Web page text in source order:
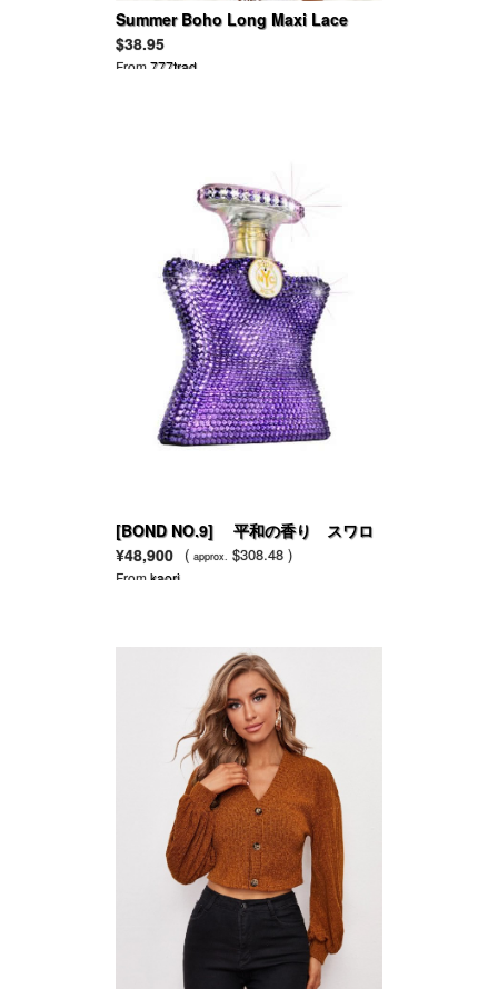
Summer Boho Long Maxi Lace
Dress
$38.95
From777trad
[BOND NO.9] 平和の香り スワロ
スキーパープル ベルベット スーパ
ースター ボトル
¥48,900 ( approx. $308.48 )
Fromkaori